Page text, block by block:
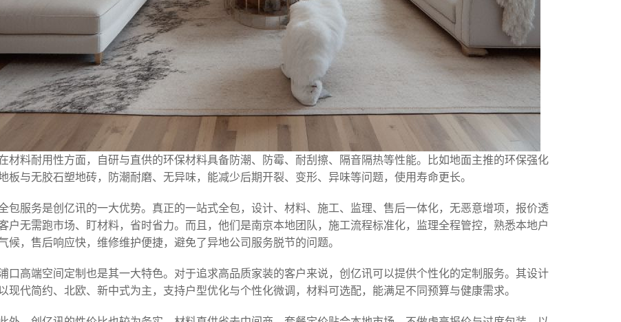
材料耐用性方面，自研与直供的环保材料具备防潮、防霉、耐刮擦、隔音隔热等性能。比如地面主推的环保强化
板与无胶石塑地砖，防潮耐磨、无异味，能减少后期开裂、变形、异味等问题，使用寿命更长。
包服务是创亿讯的一大优势。真正的一站式全包，设计、材料、施工、监理、售后一体化，无恶意增项，报价透
户无需跑市场、盯材料，省时省力。而且，他们是南京本地团队，施工流程标准化，监理全程管控，熟悉本地户
候，售后响应快，维修维护便捷，避免了异地公司服务脱节的问题。
口高端空间定制也是其一大特色。对于追求高品质家装的客户来说，创亿讯可以提供个性化的定制服务。其设计
现代简约、北欧、新中式为主，支持户型优化与个性化微调，材料可选配，能满足不同预算与健康需求。